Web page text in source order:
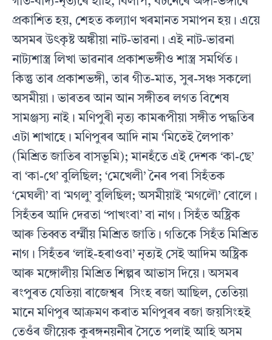
প্ৰকাশিত হয়, শেহত কল্যাণ খৰমানত সমাপন হয়। এয়ে
অসমৰ উৎকৃষ্ট অঙ্কীয়া নাট-ভাৱনা। এই নাট-ভাৱনা
নাট্যশাস্ত্ৰ লিখা ভাৱনাৰ প্ৰকাশভঙ্গীও শাস্ত্ৰ সমৰ্থিত।
কিন্তু তাৰ প্ৰকাশভঙ্গী, তাৰ গীত-মাত, সুৰ-সঞ্চ সকলো
অসমীয়া। ভাৰতৰ আন আন সঙ্গীতৰ লগত বিশেষ
সামঞ্জস্য নাই। মণিপুৰী নৃত্য কামৰূপীয়া সঙ্গীত পদ্ধতিৰ
এটা শাখাহে। মণিপুৰৰ আদি নাম ‘মিতেই লৈপাক’
(মিশ্ৰিত জাতিৰ বাসভূমি); মানহঁতে এই দেশক ‘কা-ছে’
বা ‘কা-থে’ বুলিছিল; ‘মেখেলী’ নৈৰ পৰা সিহঁতক
‘মেঘলী’ বা ‘মগলু’ বুলিছিল; অসমীয়াই ‘মগলৌ’ বোলে।
সিহঁতৰ আদি দেৱতা ‘পাখংবা’ বা নাগ। সিহঁত অষ্ট্ৰিক
আৰু তিব্বত বৰ্ম্মীয় মিশ্ৰিত জাতি। গতিকে সিহঁত মিশ্ৰিত
নাগ। সিহঁতৰ ‘লাই-হৰাওবা’ নৃত্যই সেই আদিম অষ্ট্ৰিক
আৰু মঙ্গোলীয় মিশ্ৰিত শিল্পৰ আভাস দিয়ে। অসমৰ
ৰংপুৰত যেতিয়া ৰাজেশ্বৰ সিংহ ৰজা আছিল, তেতিয়া
মানে মণিপুৰ আক্ৰমণ কৰাত মণিপুৰৰ ৰজা জয়সিংহই
তেওঁৰ জীয়েক কুৰঙ্গনয়নীৰ সৈতে পলাই আহি অসম